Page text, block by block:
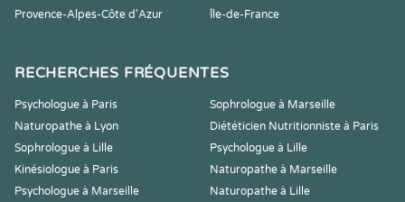
Provence-Alpes-Côte d'Azur
Île-de-France
RECHERCHES FRÉQUENTES
Psychologue à Paris
Sophrologue à Marseille
Naturopathe à Lyon
Diététicien Nutritionniste à Paris
Sophrologue à Lille
Psychologue à Lille
Kinésiologue à Paris
Naturopathe à Marseille
Psychologue à Marseille
Naturopathe à Lille